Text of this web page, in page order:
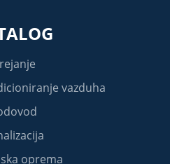
vazduha
oprema